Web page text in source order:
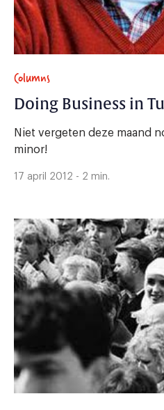
Columns
Doing Business in
Niet vergeten deze maand
minor!
17 april 2012 - 2 min.